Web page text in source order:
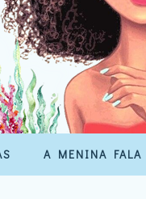
A MENINA FALA